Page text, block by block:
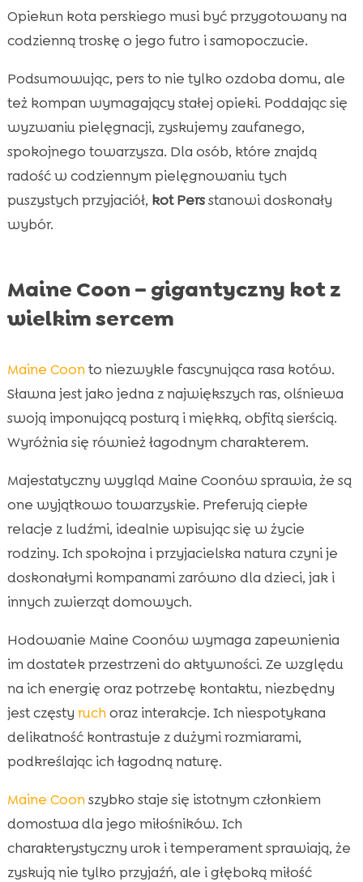
Opiekun kota perskiego musi być przygotowany na
codzienną troskę o jego futro i samopoczucie.
Podsumowując, pers to nie tylko ozdoba domu, ale
też kompan wymagający stałej opieki. Poddając się
wyzwaniu pielęgnacji, zyskujemy zaufanego,
spokojnego towarzysza. Dla osób, które znajdą
radość w codziennym pielęgnowaniu tych
puszystych przyjaciół, kot Persstanowi doskonały
wybór.
Maine Coon – gigantyczny kot z
wielkim sercem
Maine Coon to niezwykle fascynująca rasa kotów.
Sławna jest jako jedna z największych ras, olśniewa
swoją imponującą posturą i miękką, obfitą sierścią.
Wyróżnia się również łagodnym charakterem.
Majestatyczny wygląd Maine Coonów sprawia, że są
one wyjątkowo towarzyskie. Preferują ciepłe
relacje z ludźmi, idealnie wpisując się w życie
rodziny. Ich spokojna i przyjacielska natura czyni je
doskonałymi kompanami zarówno dla dzieci, jak i
innych zwierząt domowych.
Hodowanie Maine Coonów wymaga zapewnienia
im dostatek przestrzeni do aktywności. Ze względu
na ich energię oraz potrzebę kontaktu, niezbędny
jest częsty ruch oraz interakcje. Ich niespotykana
delikatność kontrastuje z dużymi rozmiarami,
podkreślając ich łagodną naturę.
Maine Coon szybko staje się istotnym członkiem
domostwa dla jego miłośników. Ich
charakterystyczny urok i temperament sprawiają, że
zyskują nie tylko przyjaźń, ale i głęboką miłość